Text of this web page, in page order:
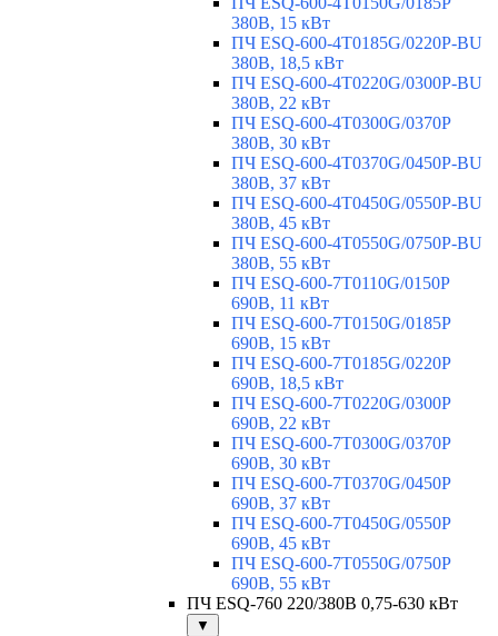
380В, 15 кВт
ПЧ ESQ-600-4T0185G/0220P-BU
380В, 18,5 кВт
ПЧ ESQ-600-4T0220G/0300P-BU
380В, 22 кВт
ПЧ ESQ-600-4T0300G/0370P
380В, 30 кВт
ПЧ ESQ-600-4T0370G/0450P-BU
380В, 37 кВт
ПЧ ESQ-600-4T0450G/0550P-BU
380В, 45 кВт
ПЧ ESQ-600-4T0550G/0750P-BU
380В, 55 кВт
ПЧ ESQ-600-7T0110G/0150P
690В, 11 кВт
ПЧ ESQ-600-7T0150G/0185P
690В, 15 кВт
ПЧ ESQ-600-7T0185G/0220P
690В, 18,5 кВт
ПЧ ESQ-600-7T0220G/0300P
690В, 22 кВт
ПЧ ESQ-600-7T0300G/0370P
690В, 30 кВт
ПЧ ESQ-600-7T0370G/0450P
690В, 37 кВт
ПЧ ESQ-600-7T0450G/0550P
690В, 45 кВт
ПЧ ESQ-600-7T0550G/0750P
690В, 55 кВт
ПЧ ESQ-760 220/380В 0,75-630 кВт
▼